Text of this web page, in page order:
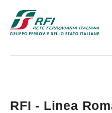
RFI - Linea